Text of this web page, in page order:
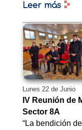
Leer más
Lunes 22 de Junio
IV Reunión de
Sector 8A
“La bendición